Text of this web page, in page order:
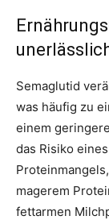
Semaglutid
was häufig zu
einem
das Risiko
magerem
fettarmen